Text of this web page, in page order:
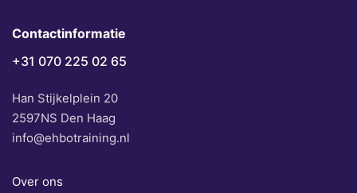
Contactinformatie
+31 070 225 02 65
Han Stijkelplein 20
2597NS Den Haag
info@ehbotraining.nl
Over ons